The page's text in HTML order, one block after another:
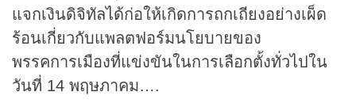
แจกเงินดิจิทัลได้ก่อให้เกิดการถกเถียงอย่างเผ็ด
ร้อนเกี่ยวกับแพลตฟอร์มนโยบายของ
พรรคการเมืองที่แข่งขันในการเลือกตั้งทั่วไปใน
วันที่ 14 พฤษภาคม….